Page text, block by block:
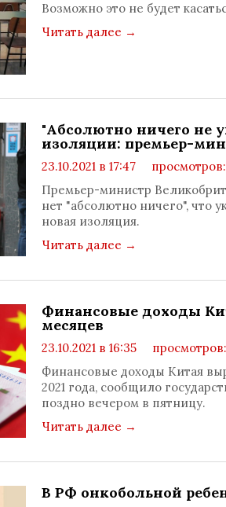
Возможно это не будет
Читать далее →
"Абсолютно ничего не
изоляции: премьер-
23.10.2021 в 17:47
Премьер-министр
нет "абсолютно ничего", что
новая изоляция.
Читать далее →
Финансовые доходы
месяцев
23.10.2021 в 16:35
Финансовые доходы Китая
2021 года, сообщило
поздно вечером в пятницу.
Читать далее →
В РФ онкобольной